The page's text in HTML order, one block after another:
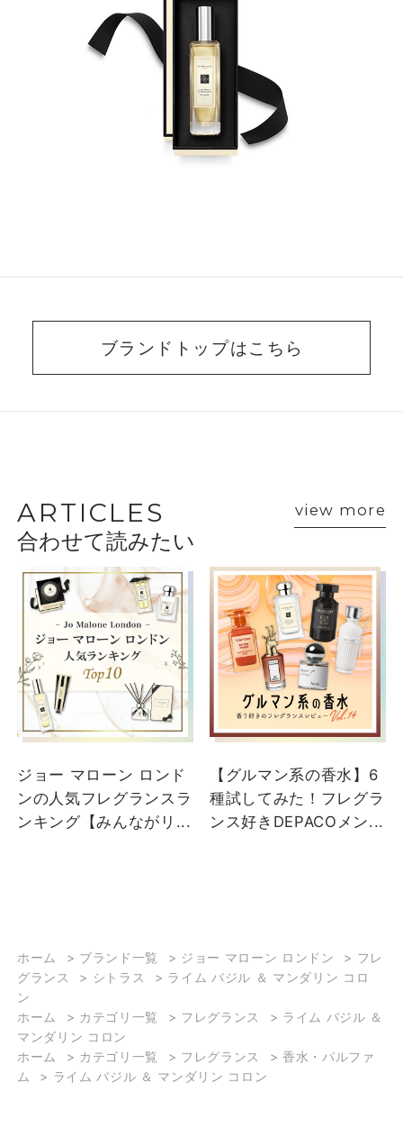
ブランドトップはこちら
VOICE
ショップスタッフ・ブランド担当者のおすす
めをご紹介
ARTICLES view more
合わせて読みたい
ジョー マローン ロンド
ンの人気フレグランスラ
ンキング【みんながリ...
【グルマン系の香水】6
種試してみた！フレグラ
ンス好きDEPACOメン...
ホーム > ブランド一覧 > ジョー マローン ロンドン > フレ
グランス
> シトラス > ライム バジル ＆ マンダリン コロ
ン
ホーム
> カテゴリ一覧 > フレグランス > ライム バジル ＆
マンダリン コロン
ホーム
> カテゴリ一覧 > フレグランス >香水・パルファ
ム
> ライム バジル ＆ マンダリン コロン